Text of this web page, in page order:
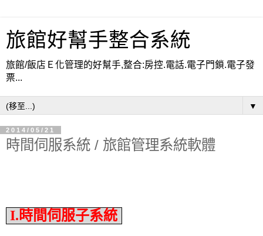
旅館好幫手整合系統
旅館/飯店Ｅ化管理的好幫手,整合:房控.電話.電子門鎖.電子發
票...
▼
2014/05/21
時間伺服系統 / 旅館管理系統軟體
I.時間伺服子系統